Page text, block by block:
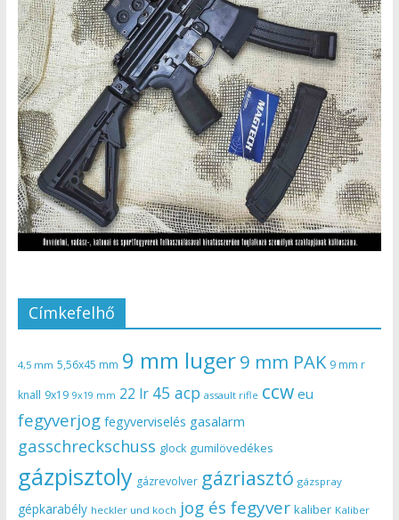
Címkefelhő
4,5 mm 5,56x45 mm 9 mm luger9 mm PAK 9 mm r
knall 9x19 9x19 mm 22 lr 45 acp assault rifle ccw eu
fegyverjog fegyverviselés gasalarm
gasschreckschuss glock gumilövedékes
gázpisztoly gázrevolver gázriasztó gázspray
gépkarabély heckler und koch jog és fegyver kaliber Kaliber